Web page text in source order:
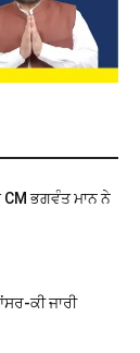
ਭਗਵੰਤ ਮਾਨ ਨੇ
ਕੀ ਜਾਰੀ